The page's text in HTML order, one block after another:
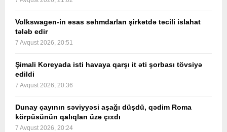
Volkswagen-in əsas səhmdarları şirkətdə təcili islahat
tələb edir
7 Avqust 2026, 20:51
Şimali Koreyada isti havaya qarşı it əti şorbası tövsiyə
edildi
7 Avqust 2026, 20:36
Dunay çayının səviyyəsi aşağı düşdü, qədim Roma
körpüsünün qalıqları üzə çıxdı
7 Avqust 2026, 20:24